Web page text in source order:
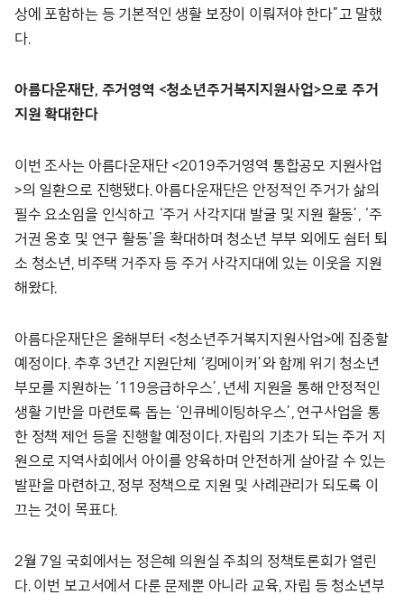
상에 포함하는 등 기본적인 생활 보장이 이뤄져야 한다”고 말했
다.
아름다운재단, 주거영역 <청소년주거복지지원사업>으로 주거
지원 확대한다
이번 조사는 아름다운재단 <2019주거영역 통합공모 지원사업
>의 일환으로 진행됐다. 아름다운재단은 안정적인 주거가 삶의
필수 요소임을 인식하고 ‘주거 사각지대 발굴 및 지원 활동’, ‘주
거권 옹호 및 연구 활동’을 확대하며 청소년 부부 외에도 쉼터 퇴
소 청소년, 비주택 거주자 등 주거 사각지대에 있는 이웃을 지원
해왔다.
아름다운재단은 올해부터 <청소년주거복지지원사업>에 집중할
예정이다. 추후 3년간 지원단체 ‘킹메이커’와 함께 위기 청소년
부모를 지원하는 ‘119응급하우스’, 년세 지원을 통해 안정적인
생활 기반을 마련토록 돕는 ‘인큐베이팅하우스’, 연구사업을 통
한 정책 제언 등을 진행할 예정이다. 자립의 기초가 되는 주거 지
원으로 지역사회에서 아이를 양육하며 안전하게 살아갈 수 있는
발판을 마련하고, 정부 정책으로 지원 및 사례관리가 되도록 이
끄는 것이 목표다.
2월 7일 국회에서는 정은혜 의원실 주최의 정책토론회가 열린
다. 이번 보고서에서 다룬 문제뿐 아니라 교육, 자립 등 청소년부